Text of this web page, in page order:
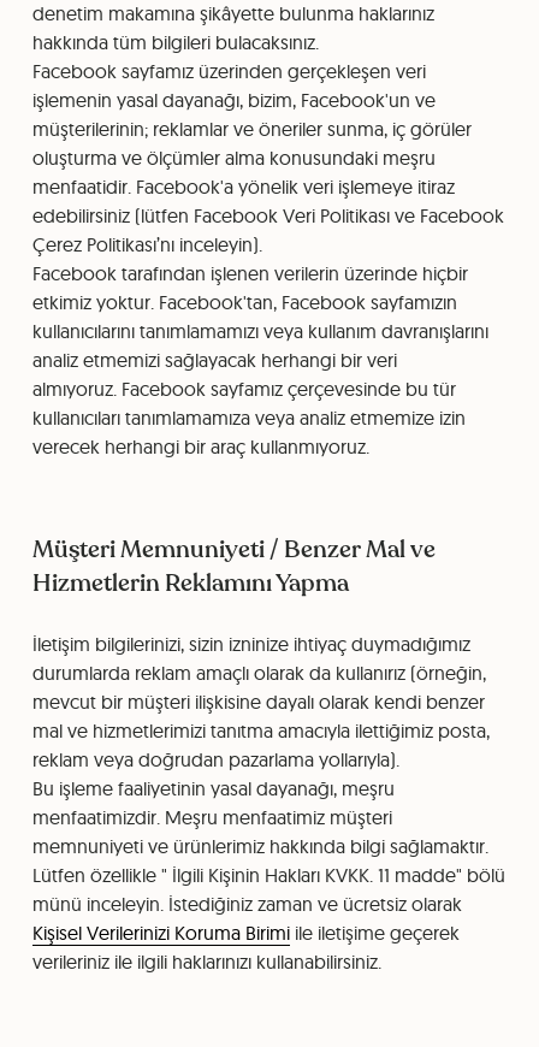
denetim makamına şikâyette bulunma haklarınız
hakkında tüm bilgileri bulacaksınız.
Facebook sayfamız üzerinden gerçekleşen veri
işlemenin yasal dayanağı, bizim, Facebook'un ve
müşterilerinin; reklamlar ve öneriler sunma, iç görüler
oluşturma ve ölçümler alma konusundaki meşru
menfaatidir. Facebook'a yönelik veri işlemeye itiraz
edebilirsiniz (lütfen Facebook Veri Politikası ve Facebook
Çerez Politikası’nı inceleyin).
Facebook tarafından işlenen verilerin üzerinde hiçbir
etkimiz yoktur. Facebook'tan, Facebook sayfamızın
kullanıcılarını tanımlamamızı veya kullanım davranışlarını
analiz etmemizi sağlayacak herhangi bir veri
almıyoruz. Facebook sayfamız çerçevesinde bu tür
kullanıcıları tanımlamamıza veya analiz etmemize izin
verecek herhangi bir araç kullanmıyoruz.
Müşteri Memnuniyeti / Benzer Mal ve
Hizmetlerin Reklamını Yapma
İletişim bilgilerinizi, sizin izninize ihtiyaç duymadığımız
durumlarda reklam amaçlı olarak da kullanırız (örneğin,
mevcut bir müşteri ilişkisine dayalı olarak kendi benzer
mal ve hizmetlerimizi tanıtma amacıyla ilettiğimiz posta,
reklam veya doğrudan pazarlama yollarıyla).
Bu işleme faaliyetinin yasal dayanağı, meşru
menfaatimizdir. Meşru menfaatimiz müşteri
memnuniyeti ve ürünlerimiz hakkında bilgi sağlamaktır.
Lütfen özellikle " İlgili Kişinin Hakları KVKK. 11 madde" bölü
münü inceleyin. İstediğiniz zaman ve ücretsiz olarak
Kişisel Verilerinizi Koruma Birimiile iletişime geçerek
verileriniz ile ilgili haklarınızı kullanabilirsiniz.